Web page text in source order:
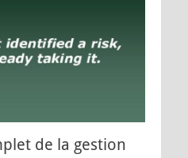
de la gestion